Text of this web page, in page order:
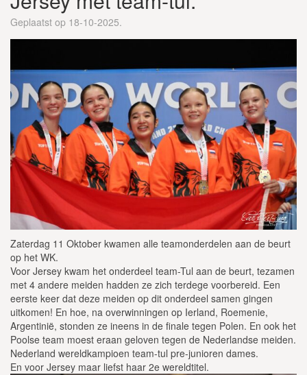
Geplaatst op 18-10-2025.
Zaterdag 11 Oktober kwamen alle teamonderdelen aan de beurt
op het WK.
Voor Jersey kwam het onderdeel team-Tul aan de beurt, tezamen
met 4 andere meiden hadden ze zich terdege voorbereid. Een
eerste keer dat deze meiden op dit onderdeel samen gingen
uitkomen! En hoe, na overwinningen op Ierland, Roemenie,
Argentinië, stonden ze ineens in de finale tegen Polen. En ook het
Poolse team moest eraan geloven tegen de Nederlandse meiden.
Nederland wereldkampioen team-tul pre-junioren dames.
En voor Jersey maar liefst haar 2e wereldtitel.